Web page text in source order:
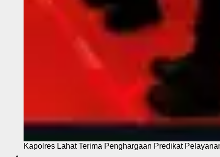
Kapolres Lahat Terima Penghargaan Predikat